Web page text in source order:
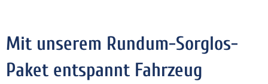
Mit unserem Rundum-Sorglos-
Paket entspannt Fahrzeug